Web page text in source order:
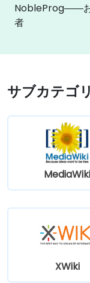
NobleProg――お
者
サブカテゴ
MediaWiki
XWiki